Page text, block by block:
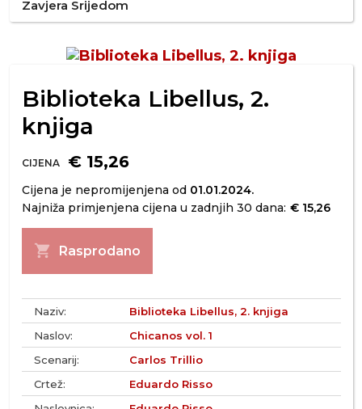
Zavjera Srijedom
Biblioteka Libellus, 2.
knjiga
CIJENA € 15,26
Cijena je nepromijenjena od 01.01.2024.
Najniža primjenjena cijena u zadnjih 30 dana: € 15,26
shopping_cart Rasprodano
Naziv:
Biblioteka Libellus, 2. knjiga
Naslov:
Chicanos vol. 1
Scenarij:
Carlos Trillio
Crtež:
Eduardo Risso